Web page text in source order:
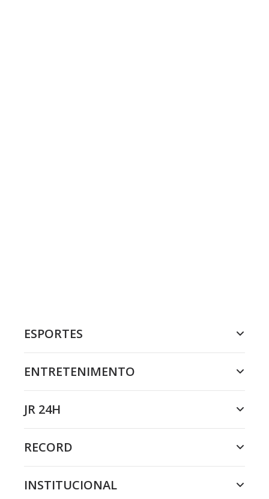
ESPORTES
ENTRETENIMENTO
JR 24H
RECORD
INSTITUCIONAL